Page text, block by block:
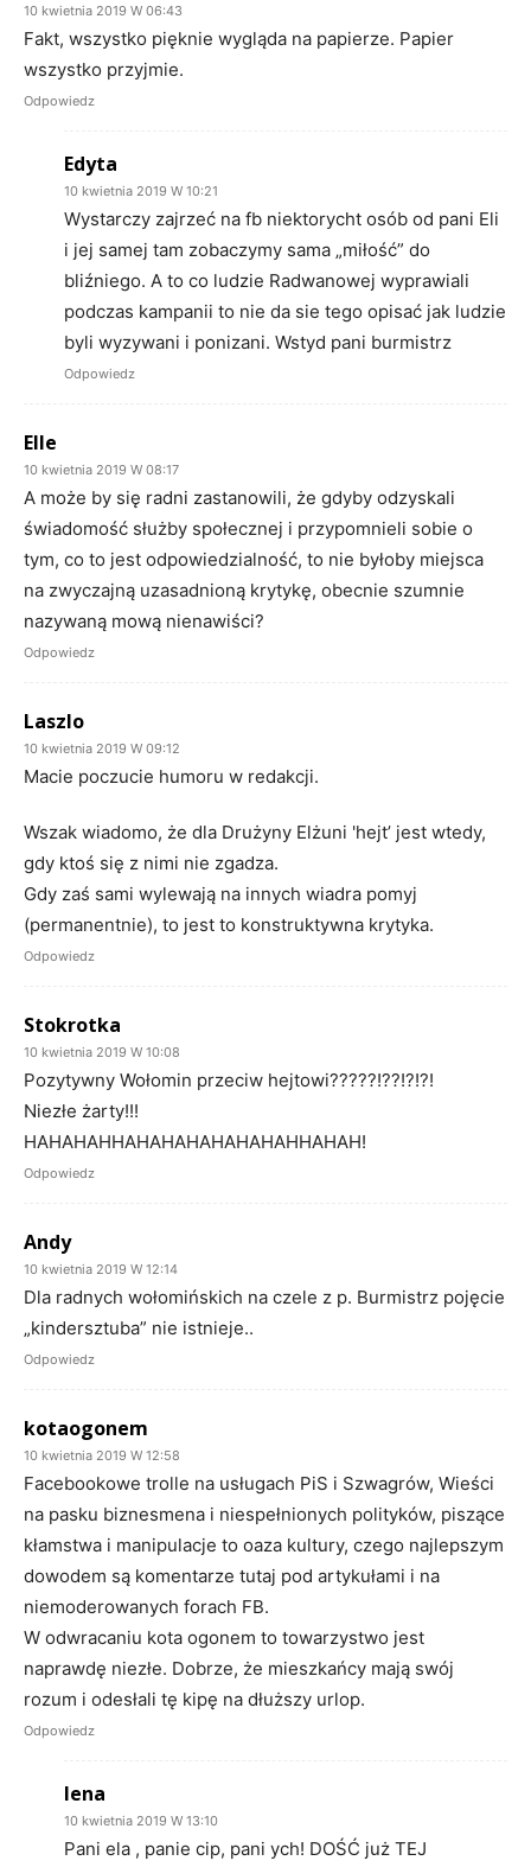
10 kwietnia 2019 W 06:43
Fakt, wszystko pięknie wygląda na papierze. Papier
wszystko przyjmie.
Odpowiedz
Edyta
10 kwietnia 2019 W 10:21
Wystarczy zajrzeć na fb niektorycht osób od pani Eli
i jej samej tam zobaczymy sama „miłość” do
bliźniego. A to co ludzie Radwanowej wyprawiali
podczas kampanii to nie da sie tego opisać jak ludzie
byli wyzywani i ponizani. Wstyd pani burmistrz
Odpowiedz
Elle
10 kwietnia 2019 W 08:17
A może by się radni zastanowili, że gdyby odzyskali
świadomość służby społecznej i przypomnieli sobie o
tym, co to jest odpowiedzialność, to nie byłoby miejsca
na zwyczajną uzasadnioną krytykę, obecnie szumnie
nazywaną mową nienawiści?
Odpowiedz
Laszlo
10 kwietnia 2019 W 09:12
Macie poczucie humoru w redakcji.
Wszak wiadomo, że dla Drużyny Elżuni 'hejt’ jest wtedy,
gdy ktoś się z nimi nie zgadza.
Gdy zaś sami wylewają na innych wiadra pomyj
(permanentnie), to jest to konstruktywna krytyka.
Odpowiedz
Stokrotka
10 kwietnia 2019 W 10:08
Pozytywny Wołomin przeciw hejtowi?????!??!?!?!
Niezłe żarty!!!
HAHAHAHHAHAHAHAHAHAHAHHAHAH!
Odpowiedz
Andy
10 kwietnia 2019 W 12:14
Dla radnych wołomińskich na czele z p. Burmistrz pojęcie
„kindersztuba” nie istnieje..
Odpowiedz
kotaogonem
10 kwietnia 2019 W 12:58
Facebookowe trolle na usługach PiS i Szwagrów, Wieści
na pasku biznesmena i niespełnionych polityków, piszące
kłamstwa i manipulacje to oaza kultury, czego najlepszym
dowodem są komentarze tutaj pod artykułami i na
niemoderowanych forach FB.
W odwracaniu kota ogonem to towarzystwo jest
naprawdę niezłe. Dobrze, że mieszkańcy mają swój
rozum i odesłali tę kipę na dłuższy urlop.
Odpowiedz
lena
10 kwietnia 2019 W 13:10
Pani ela , panie cip, pani ych! DOŚĆ już TEJ